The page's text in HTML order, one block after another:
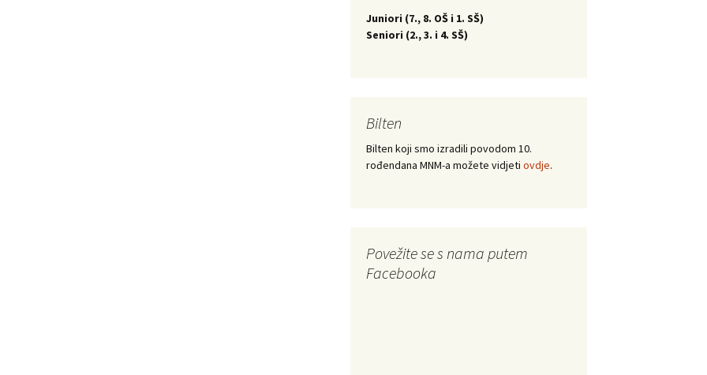
Juniori (7., 8. OŠ i 1. SŠ)
Seniori (2., 3. i 4. SŠ)
Bilten
Bilten koji smo izradili povodom 10.
rođendana MNM-a možete vidjeti ovdje.
Povežite se s nama putem
Facebooka